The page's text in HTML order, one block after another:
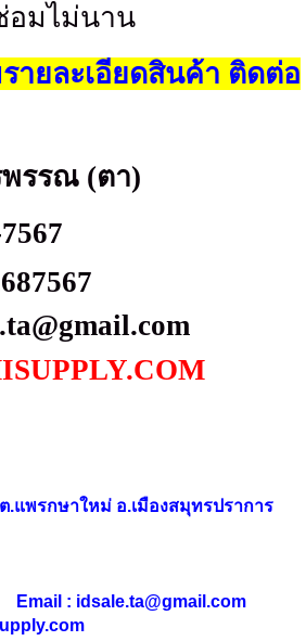
อมไม่นาน
ายละเอียดสินค้า ติดต่อ
รรณ (ตา)
.แพรกษาใหม่ อ.เมืองสมุทรปราการ
Email : idsale.ta@gmail.com